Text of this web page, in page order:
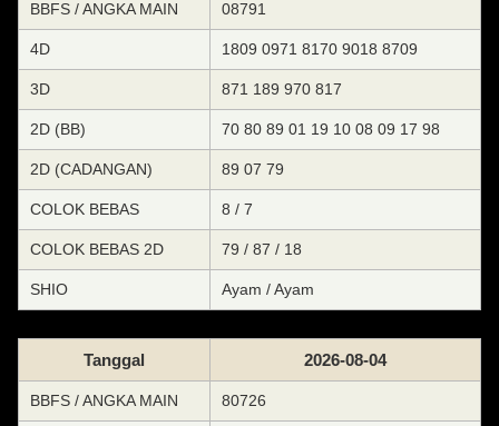
BBFS / ANGKA MAIN 08791
4D 1809 0971 8170 9018 8709
3D 871 189 970 817
2D (BB) 70 80 89 01 19 10 08 09 17 98
2D (CADANGAN) 89 07 79
COLOK BEBAS 8 / 7
COLOK BEBAS 2D 79 / 87 / 18
SHIO Ayam / Ayam
Tanggal 2026-08-04
BBFS / ANGKA MAIN 80726